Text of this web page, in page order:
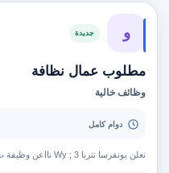
و جديدة
مطلوب عمال نظافة
وظائف خالية
دوام كامل
تعلن يونفرسا نتربا 3 ; ‎Wy‏ نااعن وظيفة ث9 علة ال + يرجى التاصل على‎ 136618 5?;"‏